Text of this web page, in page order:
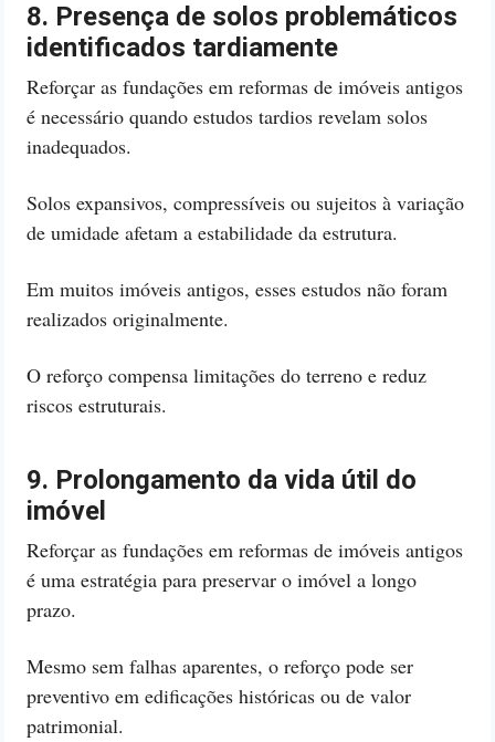
8. Presença de solos problemáticos
identificados tardiamente
Reforçar as fundações em reformas de imóveis antigos
é necessário quando estudos tardios revelam solos
inadequados.
Solos expansivos, compressíveis ou sujeitos à variação
de umidade afetam a estabilidade da estrutura.
Em muitos imóveis antigos, esses estudos não foram
realizados originalmente.
O reforço compensa limitações do terreno e reduz
riscos estruturais.
9. Prolongamento da vida útil do
imóvel
Reforçar as fundações em reformas de imóveis antigos
é uma estratégia para preservar o imóvel a longo
prazo.
Mesmo sem falhas aparentes, o reforço pode ser
preventivo em edificações históricas ou de valor
patrimonial.